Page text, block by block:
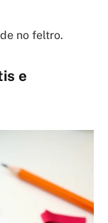
no feltro.
e